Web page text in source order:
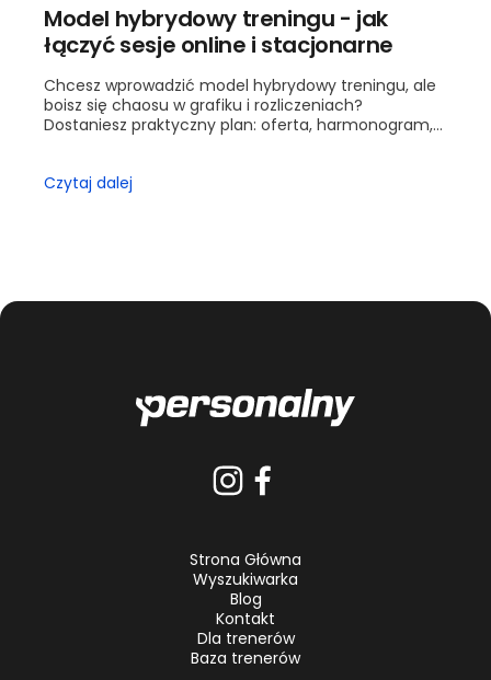
Model hybrydowy treningu - jak
łączyć sesje online i stacjonarne
Chcesz wprowadzić model hybrydowy treningu, ale
boisz się chaosu w grafiku i rozliczeniach?
Dostaniesz praktyczny plan: oferta, harmonogram,
Czytaj dalej
Strona Główna
Wyszukiwarka
Blog
Kontakt
Dla trenerów
Baza trenerów